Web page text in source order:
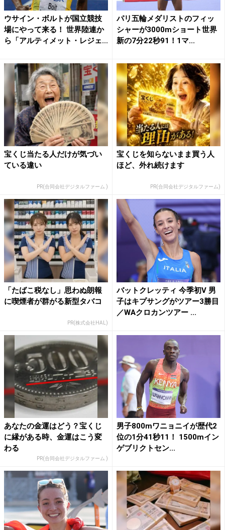
ウサイン・ボルトが国立競技
場にやって来る！ 世界陸連か
ら「アルティメット・レジェ...
パリ五輪メダリストのフィッ
シャーが3000mショート世界
新の7分22秒91！1マ...
宝くじ当たる人だけが気づい
ている違い
PR(合同会社デジタルファーム )
宝くじを知らないまま買う人
ほど、外れ続けます
PR(合同会社デジタルファーム)
「たばこ税なし」思わぬ朗報
に喫煙者が群がる新型タバコ
PR(株式会社HAL)
バットクレッティ 今季初V 男
子はキプサングがツアー3勝目
／WAクロカンツアー ...
あなたの金運はどう？宝くじ
に縁がある時、金運はこう変
わる
PR(合同会社デジタルファーム )
男子800mワニョニイが歴代2
位の1分41秒11！ 1500mイン
ゲブリクトセン...